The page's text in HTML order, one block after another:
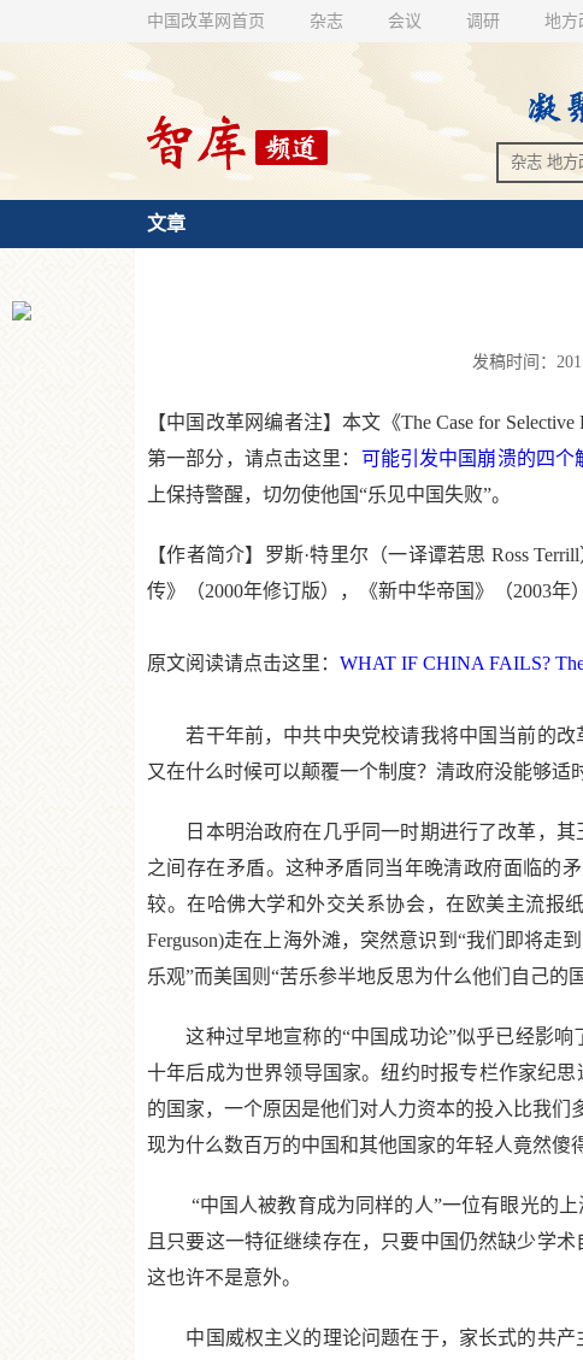
中国改革网首页 杂志 会议 调研 地方
文章
发稿时间：
【中国改革网编者注】本文《The Case for
第一部分，请点击这里： 可能引发中国崩溃的四个
上保持警醒，切勿使他国“乐见中国失败”。
【作者简介】罗斯·特里尔（一译谭若思 Ross
传》（2000年修订版），《新中华帝国》（2003
原文阅读请点击这里： WHAT IF CHINA FAILS?
若干年前，中共中央党校请我将中国当前的改
又在什么时候可以颠覆一个制度？清政府没能够适
日本明治政府在几乎同一时期进行了改革，其
之间存在矛盾。这种矛盾同当年晚清政府面临的
较。在哈佛大学和外交关系协会，在欧美主流报
Ferguson)走在上海外滩，突然意识到“我们即将走
乐观”而美国则“苦乐参半地反思为什么他们自己的
这种过早地宣称的“中国成功论”似乎已经影响
十年后成为世界领导国家。纽约时报专栏作家纪
的国家，一个原因是他们对人力资本的投入比我
现为什么数百万的中国和其他国家的年轻人竟然傻
“中国人被教育成为同样的人”一位有眼光的上
且只要这一特征继续存在，只要中国仍然缺少学
这也许不是意外。
中国威权主义的理论问题在于，家长式的共产